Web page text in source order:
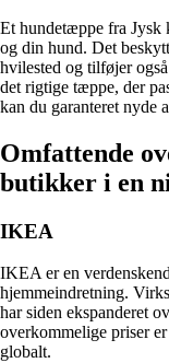
Et hundetæppe fra Jysk
og din hund. Det
hvilested og tilføjer
det rigtige tæppe, der
kan du garanteret nyde
Omfattende
butikker i en
IKEA
IKEA er en
hjemmeindretning.
har siden ekspanderet
overkommelige priser
globalt.